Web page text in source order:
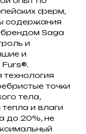
ферм,
содержания
Saga
и
и
технология
точки
тела,
и влаги
до 20%, не